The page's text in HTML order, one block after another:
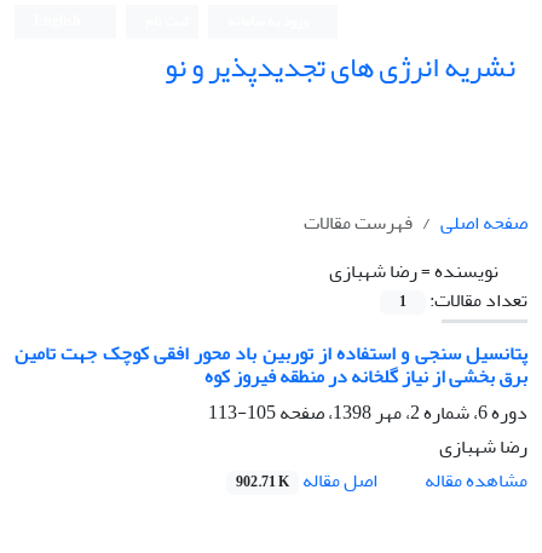
نشریه انرژی های تجدیدپذیر و نو
صفحه اصلی
فهرست مقالات
نویسنده =رضا شهبازی
تعداد مقالات:
1
پتانسیل سنجی و استفاده از توربین باد محور افقی کوچک جهت تامین
برق بخشی از نیاز گلخانه در منطقه فیروز کوه
دوره 6، شماره 2، مهر 1398، صفحه
105-113
رضا شهبازی
مشاهده مقاله
اصل مقاله 902.71 K